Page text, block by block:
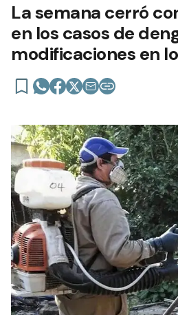
La semana cerró
en los casos de
modificaciones en